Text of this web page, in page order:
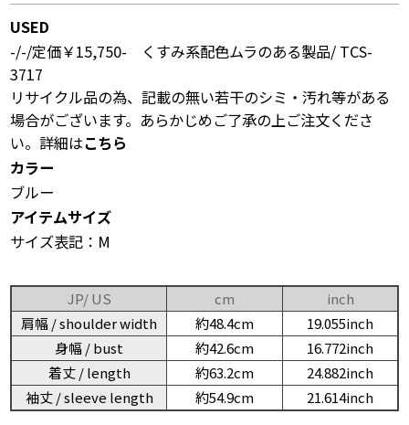
USED
-/-/定価￥15,750- くすみ系配色ムラのある製品/ TCS-
3717
リサイクル品の為、記載の無い若干のシミ・汚れ等がある
場合がございます。あらかじめご了承の上ご注文くださ
い。詳細はこちら
カラー
ブルー
アイテムサイズ
サイズ表記：M
JP/ US cm
inch
肩幅 / shoulder width
約48.4cm
19.055inch
身幅 / bust
約42.6cm
16.772inch
着丈 / length
約63.2cm
24.882inch
袖丈 / sleeve length
約54.9cm 21.614inch